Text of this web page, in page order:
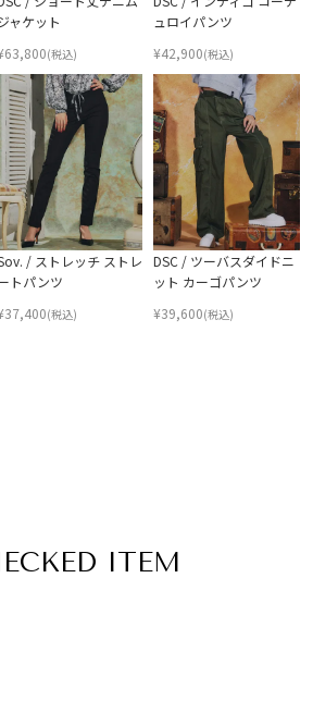
ャケット
63,800(税込)
ュロイパンツ
¥42,900(税込)
/ ストレッチ ストレ
トパンツ
37,400(税込)
DSC / ツーバスダイドニ
ット カーゴパンツ
¥39,600(税込)
ITEM